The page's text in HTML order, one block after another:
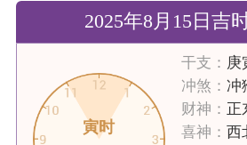
2025年8月15日吉
寅时
干支： 庚
冲煞：冲
财神： 正
喜神：西